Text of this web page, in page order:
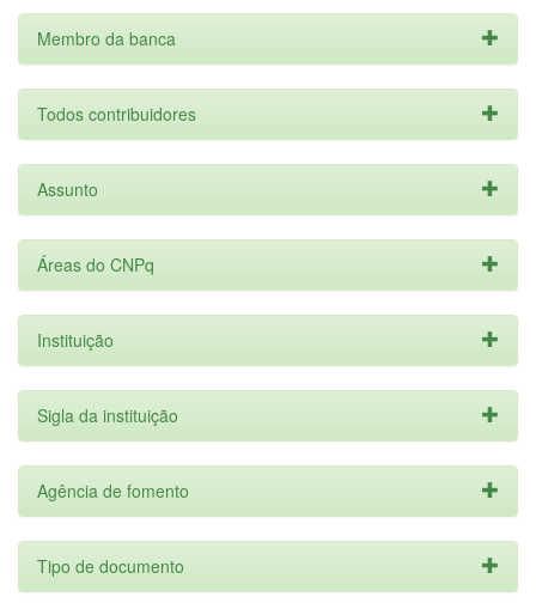
Membro da banca
Todos contribuidores
Assunto
Áreas do CNPq
Instituição
Sigla da instituição
Agência de fomento
Tipo de documento